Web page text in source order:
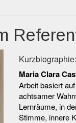
Kurzbiographie:
Maria Clara
Arbeit basiert
achtsamer
Lernräume, in
Stimme, innere